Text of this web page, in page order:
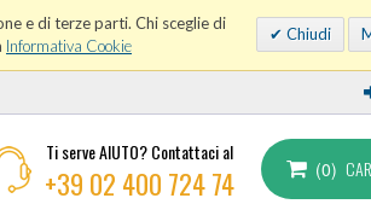
e di terze parti. Chi sceglie di
Informativa Cookie
Chiudi
Ti serve AIUTO? Contattaci al
+39 02 400 724 74 0